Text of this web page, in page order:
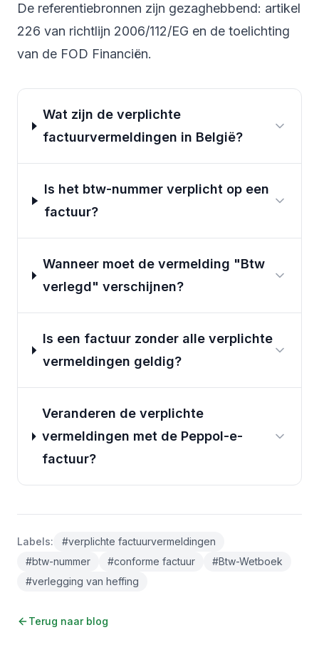
De referentiebronnen zijn gezaghebbend: artikel
226 van richtlijn 2006/112/EG en de toelichting
van de FOD Financiën.
Wat zijn de verplichte
factuurvermeldingen in België?
Is het btw-nummer verplicht op een
factuur?
Wanneer moet de vermelding "Btw
verlegd" verschijnen?
Is een factuur zonder alle verplichte
vermeldingen geldig?
Veranderen de verplichte
vermeldingen met de Peppol-e-
factuur?
Labels: #verplichte factuurvermeldingen
#btw-nummer #conforme factuur #Btw-Wetboek
#verlegging van heffing
Terug naar blog